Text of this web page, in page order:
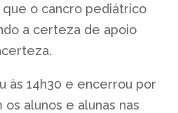
que o cancro pediátrico
a certeza de apoio
às 14h30 e encerrou por
os alunos e alunas nas